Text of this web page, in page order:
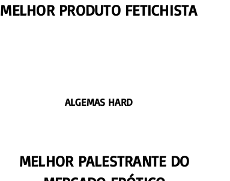
MELHOR PRODUTO FETICHISTA
ALGEMAS HARD
MELHOR PALESTRANTE DO